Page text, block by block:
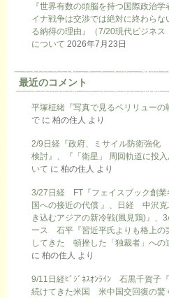
『世界有数の頭脳を持つ国際政治学
イナ戦争は交渉では絶対に終わらな
る納得の理由』（7/20現代ビジネス
について 2026年7月23日
最近のコメント
平塚柾緒『写真で見るペリリューの
で に 柏の住人 より
2/9日経『政府、ミサイル防衛強化
検討』、『「衛星」 周回軌道に投
いて に 柏の住人 より
3/27日経 FT『フェイスブック創
国への接近の代償 』、日経 中沢克
き込むアジアの新冷戦(風見鶏)』、
ース 石平『習近平氏よりも格上の
してきた 頓挫した「独裁者」への
に 柏の住人 より
9/11日経ﾋﾞｼﾞﾈｽｵﾝﾗｲﾝ 石黒千賀子
続けてきた米国 米中国交回復の驚